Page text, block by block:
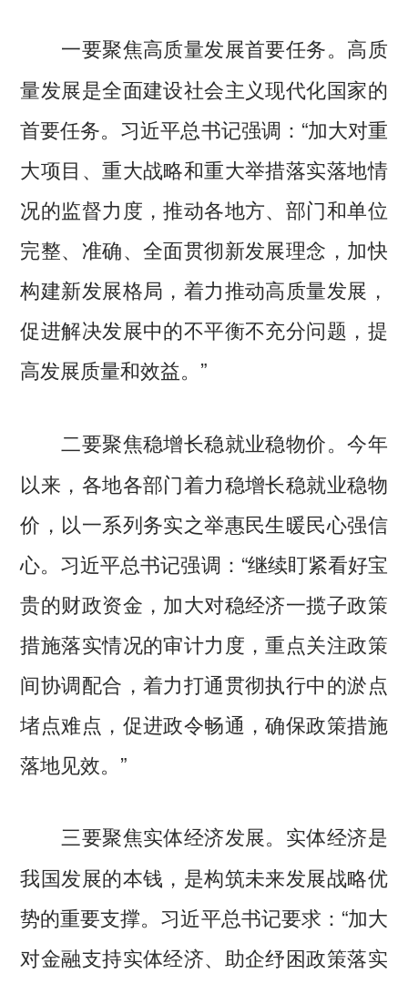
一要聚焦高质量发展首要任务。 高质
量发展是全面建设社会主义现代化国家的
首要任务。习近平总书记强调：“加大对重
大项目、重大战略和重大举措落实落地情
况的监督力度，推动各地方、部门和单位
完整、准确、全面贯彻新发展理念，加快
构建新发展格局，着力推动高质量发展，
促进解决发展中的不平衡不充分问题，提
高发展质量和效益。”
二要聚焦稳增长稳就业稳物价。今年
以来，各地各部门着力稳增长稳就业稳物
价，以一系列务实之举惠民生暖民心强信
心。习近平总书记强调：“继续盯紧看好宝
贵的财政资金，加大对稳经济一揽子政策
措施落实情况的审计力度，重点关注政策
间协调配合，着力打通贯彻执行中的淤点
堵点难点，促进政令畅通，确保政策措施
落地见效。”
三要聚焦实体经济发展。 实体经济是
我国发展的本钱，是构筑未来发展战略优
势的重要支撑。习近平总书记要求：“加大
对金融支持实体经济、助企纾困政策落实